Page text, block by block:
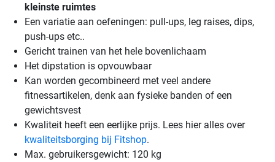
kleinste ruimtes
Een variatie aan oefeningen: pull-ups, leg raises, dips,
push-ups etc..
Gericht trainen van het hele bovenlichaam
Het dipstation is opvouwbaar
Kan worden gecombineerd met veel andere
fitnessartikelen, denk aan fysieke banden of een
gewichtsvest
Kwaliteit heeft een eerlijke prijs. Lees hier alles over
kwaliteitsborging bij Fitshop.
Max. gebruikersgewicht: 120 kg